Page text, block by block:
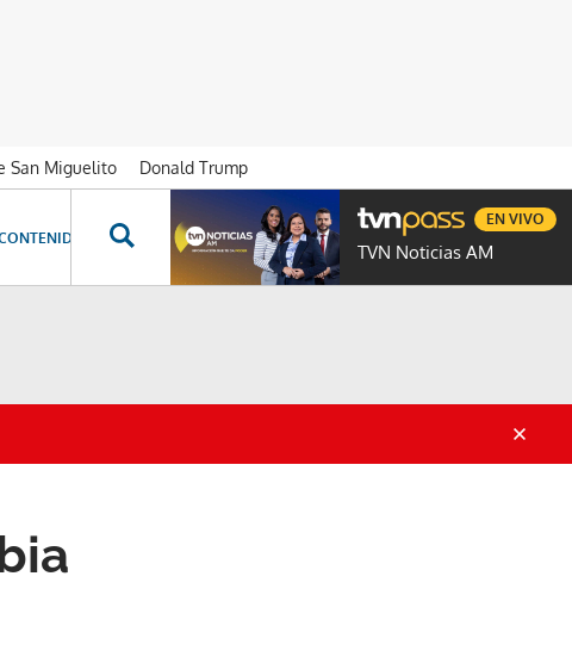
San Miguelito
Donald Trump
ESPECIALES NOVELAS PROGRAMAS GENTE TVN
TVN Noticias AM
EN VIVO